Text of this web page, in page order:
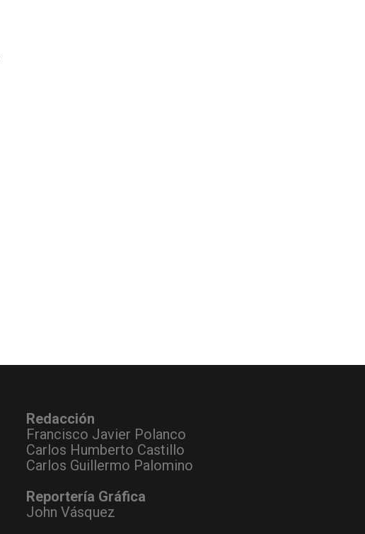
Redacción
Francisco Javier Polanco
Carlos Humberto Castillo
Carlos Guillermo Palomino
Reportería Gráfica
John Vásquez